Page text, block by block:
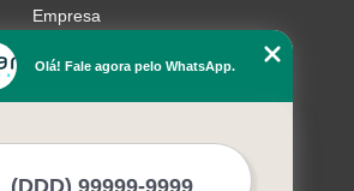
Empresa
Serviços
Contato
Olá! Fale agora pelo WhatsApp.